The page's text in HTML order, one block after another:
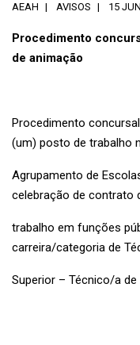
AEAH AVISOS 15
Procedimento
de animação
Procedimento
(um) posto de trabalho
Agrupamento de
celebração de contrato
trabalho em funções
carreira/categoria de
Superior – Técnico/a de